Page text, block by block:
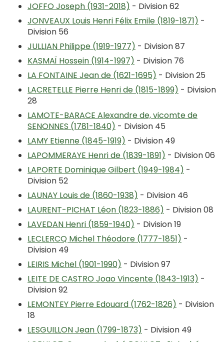
JOFFO Joseph (1931-2018) - Division 62
JONVEAUX Louis Henri Félix Emile (1819-1871) -
Division 56
JULLIAN Philippe (1919-1977) - Division 87
KASMAÏ Hossein (1914-1997) - Division 76
LA FONTAINE Jean de (1621-1695) - Division 25
LACRETELLE Pierre Henri de (1815-1899) - Division
28
LAMOTE-BARACE Alexandre de, vicomte de
SENONNES (1781-1840) - Division 45
LAMY Etienne (1845-1919) - Division 49
LAPOMMERAYE Henri de (1839-1891) - Division 06
LAPORTE Dominique Gilbert (1949-1984) -
Division 52
LAUNAY Louis de (1860-1938) - Division 46
LAURENT-PICHAT Léon (1823-1886) - Division 08
LAVEDAN Henri (1859-1940) - Division 19
LECLERCQ Michel Théodore (1777-1851) -
Division 49
LEIRIS Michel (1901-1990) - Division 97
LEITE DE CASTRO Joao Vincente (1843-1913) -
Division 92
LEMONTEY Pierre Edouard (1762-1826) - Division
18
LESGUILLON Jean (1799-1873) - Division 49